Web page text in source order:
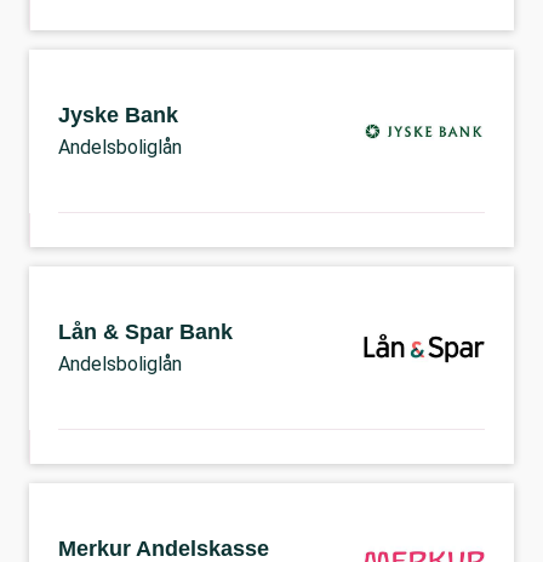
Jyske Bank
Andelsboliglån
Lån & Spar Bank
Andelsboliglån
Merkur Andelskasse